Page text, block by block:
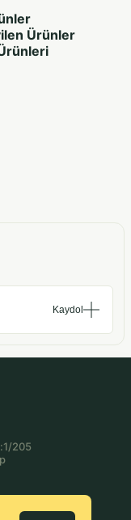
Ürünler
Kaydol
205